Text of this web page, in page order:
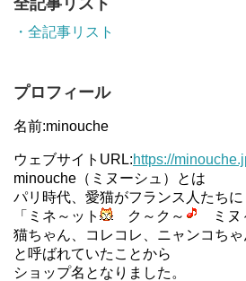
全記事リスト
・全記事リスト
プロフィール
名前:minouche
ウェブサイトURL:https://
minouche（ミヌーシュ）とは
パリ時代、愛猫がフランス人たちに
「ミネ～ット
ク～ク～ ミヌ
猫ちゃん、コレコレ、ニャンコちゃ
と呼ばれていたことから
ショップ名となりました。